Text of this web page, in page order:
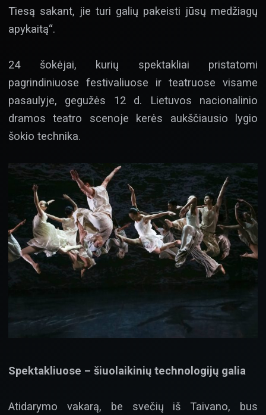
Tiesą sakant, jie turi galių pakeisti jūsų medžiagų
apykaitą“.
24 šokėjai, kurių spektakliai pristatomi
pagrindiniuose festivaliuose ir teatruose visame
pasaulyje, gegužės 12 d. Lietuvos nacionalinio
dramos teatro scenoje kerės aukščiausio lygio
šokio technika.
Spektakliuose – šiuolaikinių technologijų galia
Atidarymo vakarą, be svečių iš Taivano, bus